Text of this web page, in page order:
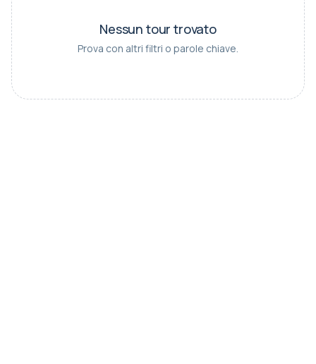
Nessun tour trovato
Prova con altri filtri o parole chiave.